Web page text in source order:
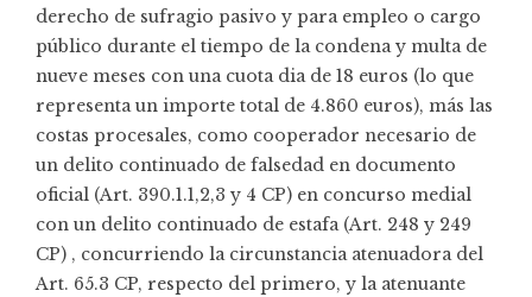
derecho de sufragio pasivo y para empleo o cargo
público durante el tiempo de la condena y multa de
nueve meses con una cuota dia de 18 euros (lo que
representa un importe total de 4.860 euros), más las
costas procesales, como cooperador necesario de
un delito continuado de falsedad en documento
oficial (Art. 390.1.1,2,3 y 4 CP) en concurso medial
con un delito continuado de estafa (Art. 248 y 249
CP) , concurriendo la circunstancia atenuadora del
Art. 65.3 CP, respecto del primero, y la atenuante